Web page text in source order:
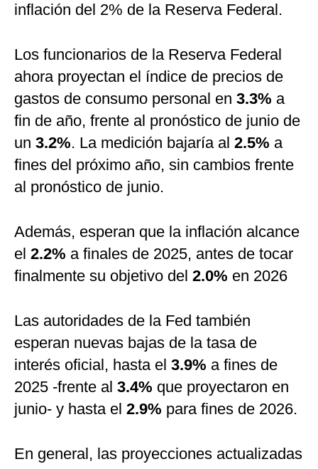
inflación del 2% de la Reserva Federal.
Los funcionarios de la Reserva Federal
ahora proyectan el índice de precios de
gastos de consumo personal en 3.3% a
fin de año, frente al pronóstico de junio de
un 3.2%. La medición bajaría al 2.5% a
fines del próximo año, sin cambios frente
al pronóstico de junio.
Además, esperan que la inflación alcance
el 2.2% a finales de 2025, antes de tocar
finalmente su objetivo del 2.0% en 2026
Las autoridades de la Fed también
esperan nuevas bajas de la tasa de
interés oficial, hasta el 3.9% a fines de
2025 -frente al 3.4% que proyectaron en
junio- y hasta el 2.9% para fines de 2026.
En general, las proyecciones actualizadas